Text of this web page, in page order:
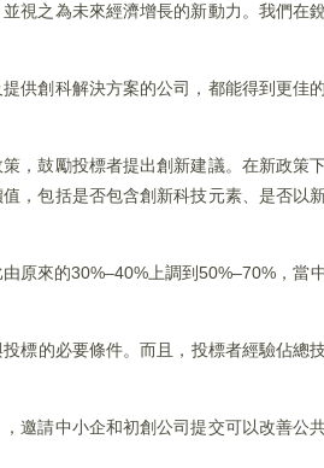
視之為未來經濟增長的新動力。我們在
供創科解決方案的公司，都能得到更佳
，鼓勵投標者提出創新建議。在新政策
，包括是否包含創新科技元素、是否以
原來的30%–40%上調到50%–70%，當
標的必要條件。而且，投標者經驗佔總
邀請中小企和初創公司提交可以改善公